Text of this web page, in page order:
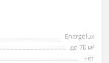
Energolux
до 70 м²
Нет